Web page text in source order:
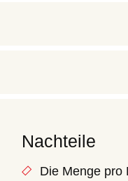
Nachteile
Die Menge pro